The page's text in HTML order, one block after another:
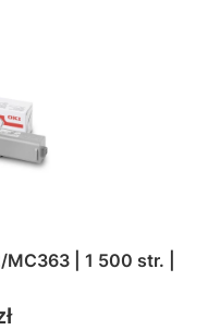
| 1 500 str. |